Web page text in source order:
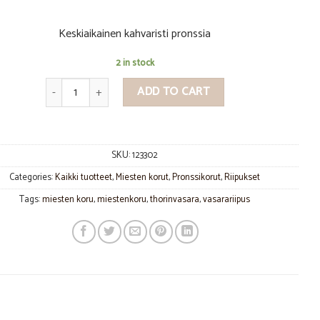
Keskiaikainen kahvaristi pronssia
2 in stock
Naantalin risti pronssia quantity
ADD TO CART
SKU:123302
Categories:Kaikki tuotteet,Miesten korut,Pronssikorut,Riipukset
Tags:miesten koru,miestenkoru,thorinvasara,vasarariipus